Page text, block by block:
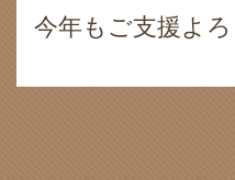
今年もご支援よ